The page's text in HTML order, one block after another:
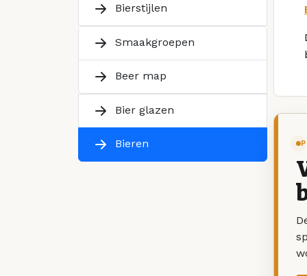
Bierstijlen
Smaakgroepen
Beer map
Bier glazen
Bieren